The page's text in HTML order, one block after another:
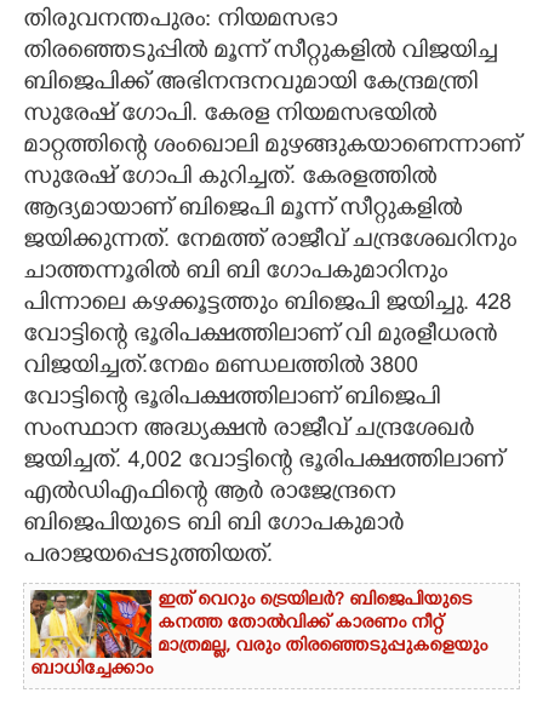
CARTOONS
LITERATURE
ZOOM
CONTACT US
തിരുവനന്തപുരം: നിയമസഭാ
തിരഞ്ഞെടുപ്പിൽ മൂന്ന് സീറ്റുകളിൽ വിജയിച്ച
ബിജെപിക്ക് അഭിനന്ദനവുമായി കേന്ദ്രമന്ത്രി
സുരേഷ് ഗോപി. കേരള നിയമസഭയിൽ
മാറ്റത്തിന്റെ ശംഖൊലി മുഴങ്ങുകയാണെന്നാണ്
സുരേഷ് ഗോപി കുറിച്ചത്. കേരളത്തിൽ
ആദ്യമായാണ് ബിജെപി മൂന്ന് സീറ്റുകളിൽ
ജയിക്കുന്നത്. നേമത്ത് രാജീവ് ചന്ദ്രശേഖറിനും
ചാത്തന്നൂരിൽ ബി ബി ഗോപകുമാറിനും
പിന്നാലെ കഴക്കൂട്ടത്തും ബിജെപി ജയിച്ചു. 428
വോട്ടിന്റെ ഭൂരിപക്ഷത്തിലാണ് വി മുരളീധരൻ
വിജയിച്ചത്.നേമം മണ്ഡലത്തിൽ 3800
വോട്ടിന്റെ ഭൂരിപക്ഷത്തിലാണ് ബിജെപി
സംസ്ഥാന അദ്ധ്യക്ഷൻ രാജീവ് ചന്ദ്രശേഖർ
ജയിച്ചത്. 4,002 വോട്ടിന്റെ ഭൂരിപക്ഷത്തിലാണ്
എൽഡിഎഫിന്റെ ആർ രാജേന്ദ്രനെ
ബിജെപിയുടെ ബി ബി ഗോപകുമാർ
പരാജയപ്പെടുത്തിയത്.
ഇത് വെറും ട്രെയിലർ? ബിജെപിയുടെ
കനത്ത തോൽവിക്ക് കാരണം നീറ്റ്
മാത്രമല്ല, വരും തിരഞ്ഞെടുപ്പുകളെയും
ബാധിച്ചേക്കാം